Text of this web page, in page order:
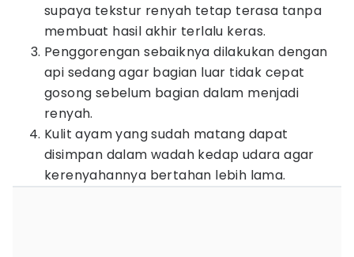
supaya tekstur renyah tetap terasa tanpa
membuat hasil akhir terlalu keras.
Penggorengan sebaiknya dilakukan dengan
api sedang agar bagian luar tidak cepat
gosong sebelum bagian dalam menjadi
renyah.
Kulit ayam yang sudah matang dapat
disimpan dalam wadah kedap udara agar
kerenyahannya bertahan lebih lama.